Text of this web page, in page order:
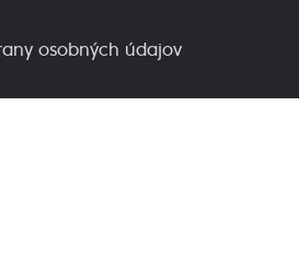
osobných údajov